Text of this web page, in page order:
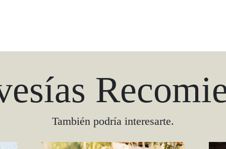
También podría interesarte.